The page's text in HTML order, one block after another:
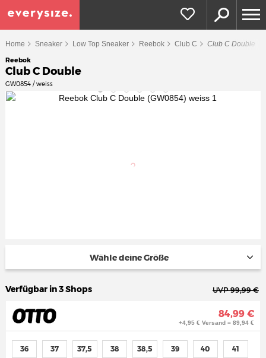
Home Sneaker Low Top Sneaker Reebok Club C Club C Double
Reebok
Club C Double
GW0854 / weiss
Wähle deine Größe
Verfügbar in 3 Shops UVP 99,99 €
84,99 €
+4,95 € Versand = 89,94 €
36 37 37,5 38 38,5 39 40 41